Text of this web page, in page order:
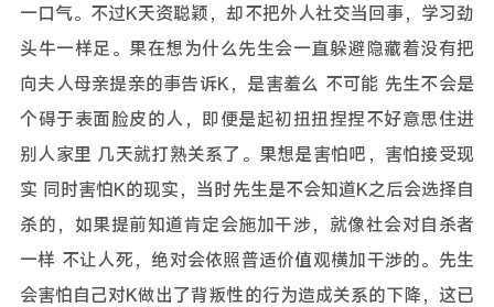
一口气。不过K天资聪颖，却不把外人社交当回事，学习劲
头牛一样足。果在想为什么先生会一直躲避隐藏着没有把
向夫人母亲提亲的事告诉K，是害羞么 不可能 先生不会是
个碍于表面脸皮的人，即便是起初扭扭捏捏不好意思住进
别人家里 几天就打熟关系了。果想是害怕吧，害怕接受现
实 同时害怕K的现实，当时先生是不会知道K之后会选择自
杀的，如果提前知道肯定会施加干涉，就像社会对自杀者
一样 不让人死，绝对会依照普适价值观横加干涉的。先生
会害怕自己对K做出了背叛性的行为造成关系的下降，这已